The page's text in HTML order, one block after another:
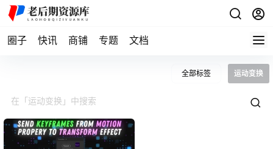
圈子 快讯 商铺 专题 文档
全部标签 运动变换